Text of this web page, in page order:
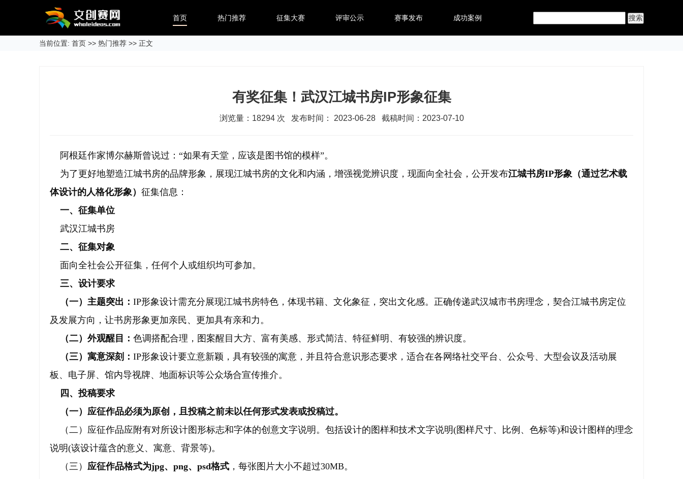
首页 热门推荐 征集大赛 评审公示 赛事发布 成功案例
当前位置: 首页 >> 热门推荐 >> 正文
有奖征集！武汉江城书房IP形象征集
浏览量： 18294次 发布时间： 2023-06-28 截稿时间：2023-07-10
阿根廷作家博尔赫斯曾说过：“如果有天堂，应该是图书馆的模样”。
为了更好地塑造江城书房的品牌形象，展现江城书房的文化和内涵，增强视觉辨识度，现面向全社会，公开发布江城书房IP形象（通过艺术载
体设计的人格化形象） 征集信息：
一、征集单位
武汉江城书房
二、征集对象
面向全社会公开征集，任何个人或组织均可参加。
三、设计要求
（一）主题突出： IP形象设计需充分展现江城书房特色，体现书籍、文化象征，突出文化感。 正确传递武汉城市书房理念，契合江城书房定位
及发展方向，让书房形象更加亲民、更加具有亲和力。
（二）外观醒目： 色调搭配合理，图案醒目大方、富有美感、形式简洁、特征鲜明、有较强的辨识度。
（三）寓意深刻： IP形象设计要立意新颖，具有较强的寓意，并且符合意识形态要求，适合在各网络社交平台、公众号、大型会议及活动展
板、电子屏、馆内导视牌、地面标识等公众场合宣传推介。
四、投稿要求
（一）应征作品必须为原创，且投稿之前未以任何形式发表或投稿过。
（二）应征作品应附有对所设计图形标志和字体的创意文字说明。包括设计的图样和技术文字说明(图样尺寸、比例、色标等)和设计图样的理念
说明(该设计蕴含的意义、寓意、背景等)。
（三） 应征作品格式为jpg、png、psd格式 ，每张图片大小不超过30MB。